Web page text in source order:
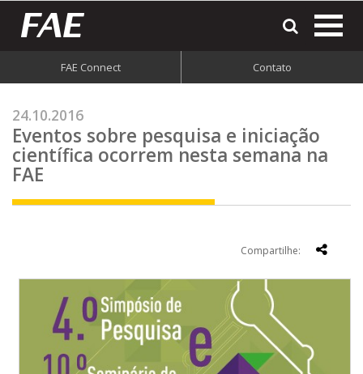
FAE Connect Contato
24.10.2016
Eventos sobre pesquisa e iniciação
científica ocorrem nesta semana na
FAE
Compartilhe: